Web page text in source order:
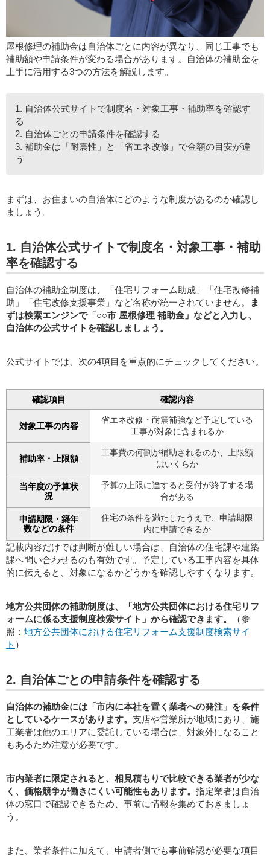
屋根修理の補助金は自治体ごとに内容が異なり、同じ工事でも
補助額や申請条件が変わる場合があります。自治体の補助金を
上手に活用する3つの方法を解説します。
1. 自治体公式サイトで制度名・対象工事・補助率を確認す
る
2. 自治体ごとの申請条件を確認する
3. 補助金は「耐震性」と「省エネ改修」で金額の目安が違
う
まずは、お住まいの自治体にどのような制度があるのか確認し
ましょう。
1. 自治体公式サイトで制度名・対象工事・補助
率を確認する
自治体の補助金制度は、「住宅リフォーム助成」「住宅改修補
助」「住宅改修支援事業」など名称が統一されていません。
ま
ずは検索エンジンで「○○市 屋根修理 補助金」などと入力し、
自治体の公式サイトを確認しましょう。
公式サイトでは、次の4項目を重点的にチェックしてください。
確認項目 確認内容
対象工事の内容
省エネ改修・耐震補強など予定している
工事が対象に含まれるか
補助率・上限額
工事費の何割が補助されるのか、上限額
はいくらか
当年度の予算状
況
予算の上限に達すると受付が終了する場
合がある
申請期限・築年
数などの条件
住宅の条件を満たしたうえで、申請期限
内に申請できるか
記載内容だけでは判断が難しい場合は、自治体の住宅課や建築
課へ問い合わせるのも有効です。予定している工事内容を具体
的に伝えると、対象になるかどうかを確認しやすくなります。
地方公共団体の補助制度は、「地方公共団体における住宅リフ
ォームに係る支援制度検索サイト」から確認できます。
（参
照： 地方公共団体における住宅リフォーム支援制度検索サイ
ト ）
2. 自治体ごとの申請条件を確認する
自治体の補助金には「市内に本社を置く業者への発注」を条件
としているケースがあります。 支店や営業所が地域にあり、施
工業者は他のエリアに委託している場合は、対象外になること
もあるため注意が必要です。
市内業者に限定されると、相見積もりで比較できる業者が少な
く、価格競争が働きにくい可能性もあります。 指定業者は自治
体の窓口で確認できるため、事前に情報を集めておきましょ
う。
また、業者条件に加えて、申請者側でも事前確認が必要な項目